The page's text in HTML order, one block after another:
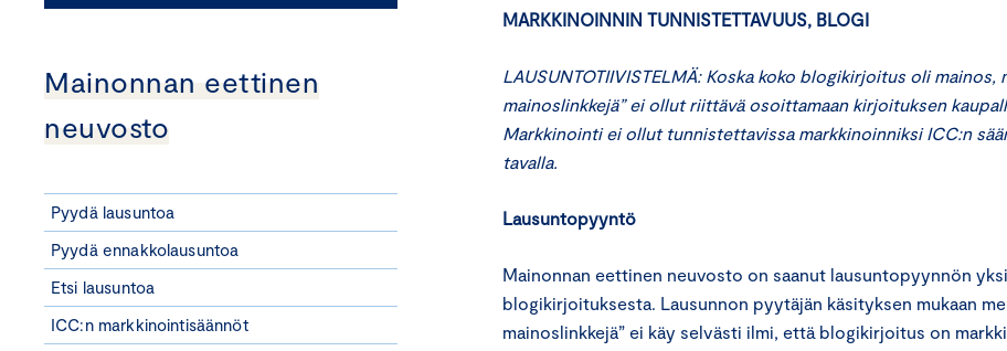
Mainonnan eettinen
neuvosto
Pyydä lausuntoa
Pyydä ennakkolausuntoa
Etsi lausuntoa
ICC:n markkinointisäännöt
MARKKINOINNIN TUNNISTETTAVUUS, BLOGI
LAUSUNTOTIIVISTELMÄ: Koska koko blogikirjoitus oli mainos,
mainoslinkkejä” ei ollut riittävä osoittamaan kirjoituksen
Markkinointi ei ollut tunnistettavissa markkinoinniksi ICC:n
tavalla.
Lausuntopyyntö
Mainonnan eettinen neuvosto on saanut lausuntopyynnön
blogikirjoituksesta. Lausunnon pyytäjän käsityksen mukaan
mainoslinkkejä” ei käy selvästi ilmi, että blogikirjoitus on